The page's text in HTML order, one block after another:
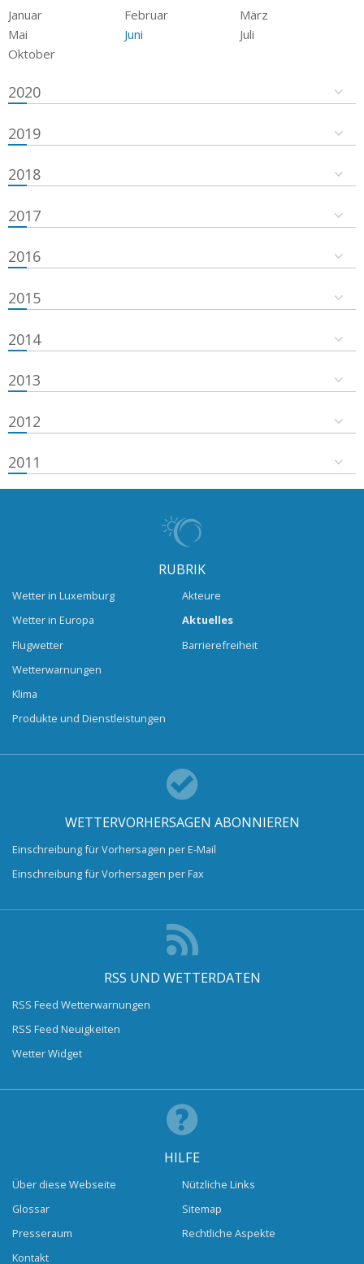
Januar Februar
März
Mai
Juni
Juli
Oktober
2020
2019
2018
2017
2016
2015
2014
2013
2012
2011
RUBRIK
Wetter in Luxemburg
Wetter in Europa
Flugwetter
Wetterwarnungen
Klima
Produkte und Dienstleistungen
Akteure
Aktuelles
Barrierefreiheit
WETTERVORHERSAGEN ABONNIEREN
Einschreibung für Vorhersagen per E-Mail
Einschreibung für Vorhersagen per Fax
RSS UND WETTERDATEN
RSS Feed Wetterwarnungen
RSS Feed Neuigkeiten
Wetter Widget
HILFE
Über diese Webseite
Glossar
Presseraum
Kontakt
Nützliche Links
Sitemap
Rechtliche Aspekte